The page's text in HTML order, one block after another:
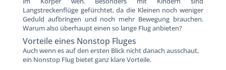
Langstreckenflüge gefürchtet, da die Kleinen noch weniger
Geduld aufbringen und noch mehr Bewegung brauchen.
Warum also überhaupt einen so lange Flug anbieten?
Vorteile eines Nonstop Fluges
Auch wenn es auf den ersten Blick nicht danach ausschaut,
ein Nonstop Flug bietet ganz klare Vorteile.